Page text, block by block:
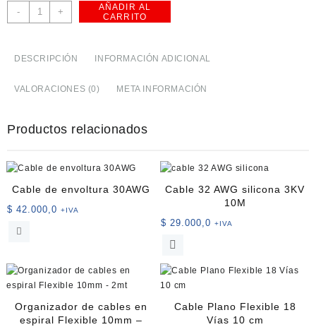
-
Cable
26
+
AÑADIR AL
CARRITO
DESCRIPCIÓN INFORMACIÓN ADICIONAL
VALORACIONES (0) META INFORMACIÓN
Productos relacionados
Cable de envoltura 30AWG
$ 42.000,0 +IVA
Cable 32 AWG silicona 3KV
10M
$ 29.000,0 +IVA
Este
tiene
múltiples
Organizador de cables en
espiral Flexible 10mm –
Cable Plano Flexible 18
Vías 10 cm